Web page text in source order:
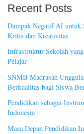
Recent Posts
Dampak Negatif AI untuk
Kritis dan Kreativitas
Infrastruktur Sekolah
Pelajar
SNMB Madrasah
Berkualitas bagi Siswa
Pendidikan sebagai
Indonesia
Masa Depan Pendidikan